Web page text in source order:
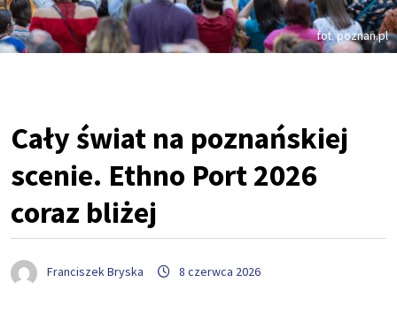
fot. poznan.pl
Cały świat na poznańskiej
scenie. Ethno Port 2026
coraz bliżej
Franciszek Bryska 8 czerwca 2026